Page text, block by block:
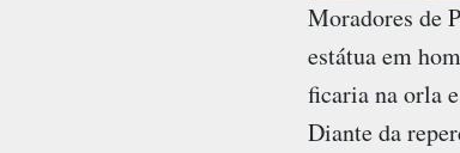
Moradores de
estátua em
ficaria na orla
Diante da